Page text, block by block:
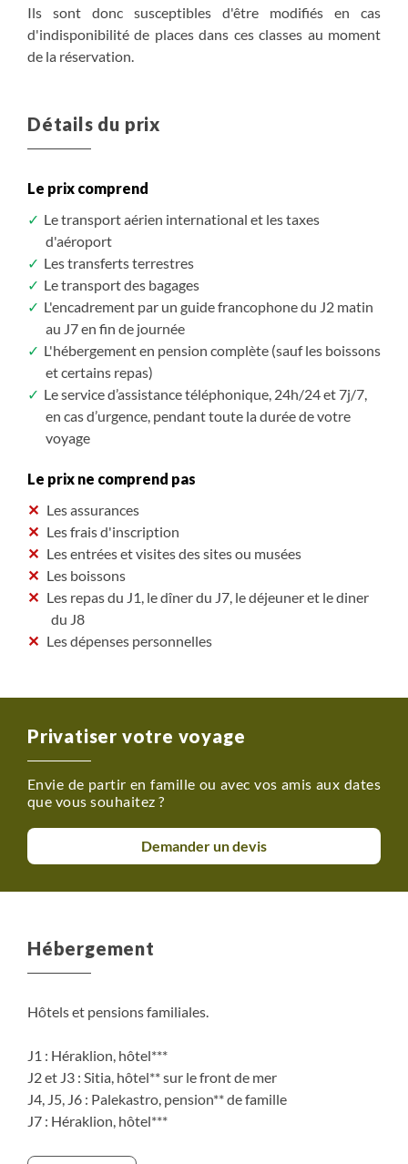
Ils sont donc susceptibles d'être modifiés en cas
d'indisponibilité de places dans ces classes au moment
de la réservation.
Détails du prix
Le prix comprend
Le transport aérien international et les taxes
d'aéroport
Les transferts terrestres
Le transport des bagages
L'encadrement par un guide francophone du J2 matin
au J7 en fin de journée
L'hébergement en pension complète (sauf les boissons
et certains repas)
Le service d’assistance téléphonique, 24h/24 et 7j/7,
en cas d’urgence, pendant toute la durée de votre
voyage
Le prix ne comprend pas
Les assurances
Les frais d'inscription
Les entrées et visites des sites ou musées
Les boissons
Les repas du J1, le dîner du J7, le déjeuner et le diner
du J8
Les dépenses personnelles
Privatiser votre voyage
Envie de partir en famille ou avec vos amis aux dates
que vous souhaitez ?
Demander un devis
Hébergement
Hôtels et pensions familiales.
J1 : Héraklion, hôtel***
J2 et J3 : Sitia, hôtel** sur le front de mer
J4, J5, J6 : Palekastro, pension** de famille
J7 : Héraklion, hôtel***